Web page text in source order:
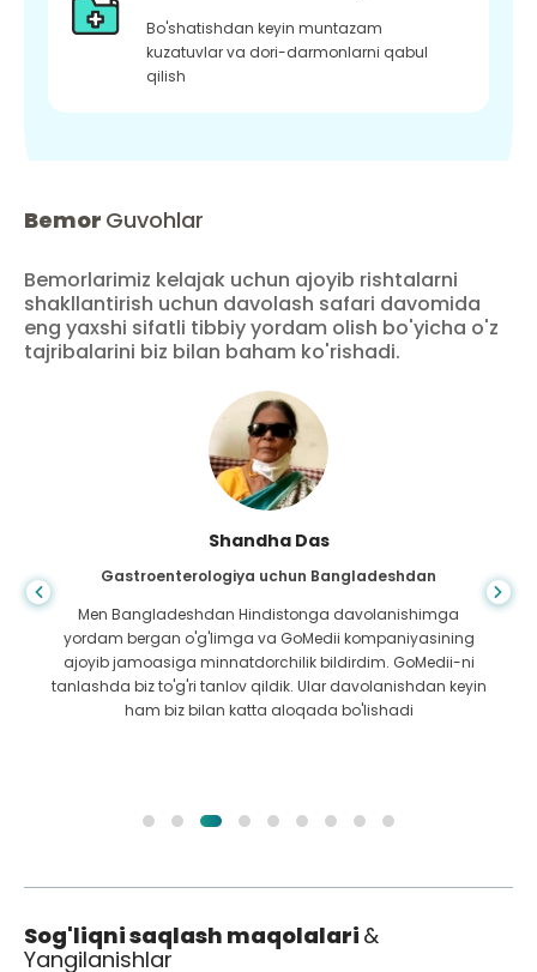
Bo'shatishdan keyin muntazam
kuzatuvlar va dori-darmonlarni qabul
qilish
Bemor Guvohlar
Bemorlarimiz kelajak uchun ajoyib rishtalarni
shakllantirish uchun davolash safari davomida
eng yaxshi sifatli tibbiy yordam olish bo'yicha o'z
tajribalarini biz bilan baham ko'rishadi.
Shandha Das
Gastroenterologiya uchun Bangladeshdan
Men Bangladeshdan Hindistonga davolanishimga
yordam bergan o'g'limga va GoMedii kompaniyasining
ajoyib jamoasiga minnatdorchilik bildirdim. GoMedii-ni
tanlashda biz to'g'ri tanlov qildik. Ular davolanishdan keyin
ham biz bilan katta aloqada bo'lishadi
Sog'liqni saqlash maqolalari &
Yangilanishlar